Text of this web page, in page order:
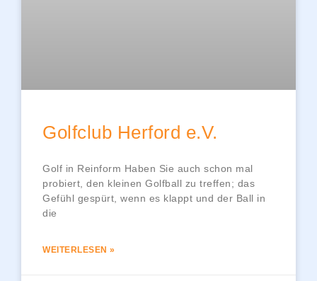
Golfclub Herford e.V.
Golf in Reinform Haben Sie auch schon mal
probiert, den kleinen Golfball zu treffen; das
Gefühl gespürt, wenn es klappt und der Ball in
die
WEITERLESEN »